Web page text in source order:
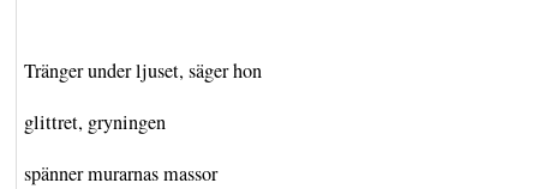
Tränger under ljuset, säger hon
glittret, gryningen
spänner murarnas massor